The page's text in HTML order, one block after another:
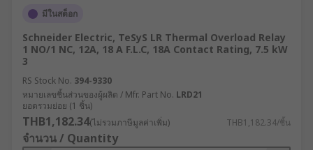
มีในสต็อก
Schneider Electric, TeSyS LR Thermal Overload Relay
1 NO/1 NC, 12A, 18 A F.L.C, 18A Contact Rating, 7.5 kW
3
RS Stock No. 394-9330
หมายเลขชิ้นส่วนของผู้ผลิต / Mfr. Part No. LRD21
ยอดรวมย่อย (1 ชิ้น)
THB1,182.34(ไม่รวมภาษีมูลค่าเพิ่ม) THB1,182.34/ชิ้น
จำนวน / Quantity